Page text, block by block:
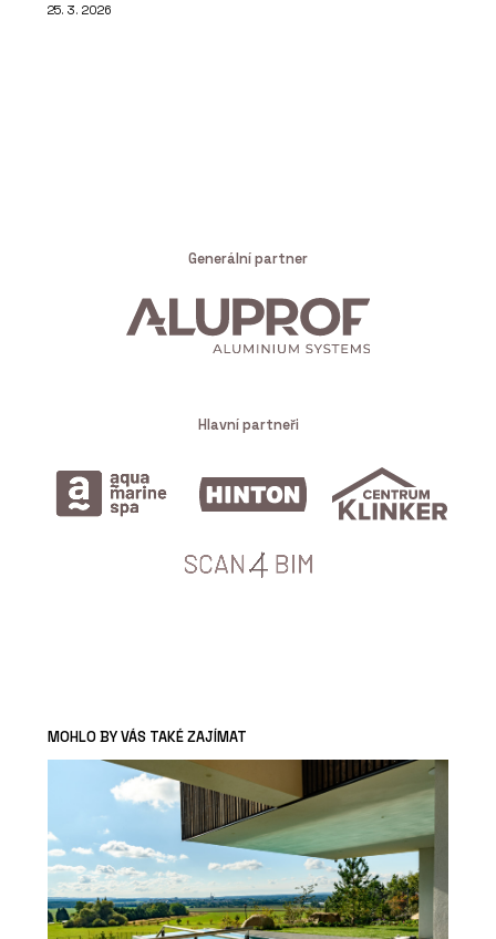
25. 3. 2026
Generální partner
Hlavní partneři
MOHLO BY VÁS TAKÉ ZAJÍMAT